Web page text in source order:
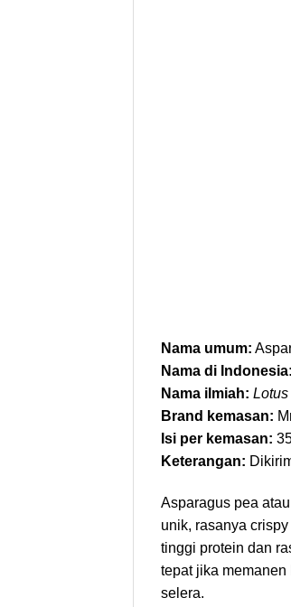
Nama umum:
Nama di Indonesia:
Nama ilmiah:
Brand kemasan:
Isi per kemasan:
Keterangan:
Asparagus pea
unik, rasanya
tinggi protein dan
tepat jika
selera.